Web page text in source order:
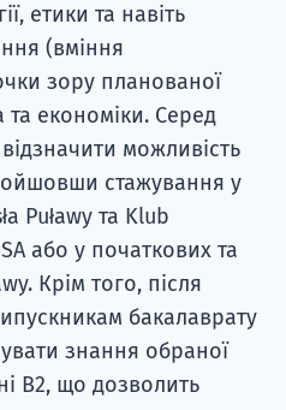
етики та навіть
(вміння
зору планованої
та економіки. Серед
можливість
стажування у
Puławy та Klub
або у початкових та
Крім того, після
бакалаврату
знання обраної
B2, що дозволить